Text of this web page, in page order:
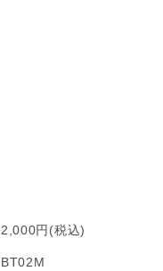
2,000円(税込)
BT02M